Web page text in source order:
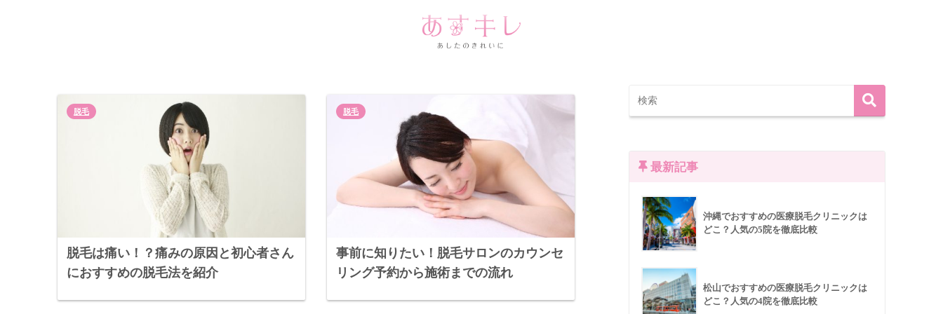
脱毛は痛い！？痛みの原因と初心者さん
におすすめの脱毛法を紹介
脱毛
事前に知りたい！脱毛サロンのカウンセ
リング予約から施術までの流れ
脱毛
最新記事
沖縄でおすすめの医療脱毛クリニックは
どこ？人気の5院を徹底比較
松山でおすすめの医療脱毛クリニックは
どこ？人気の4院を徹底比較